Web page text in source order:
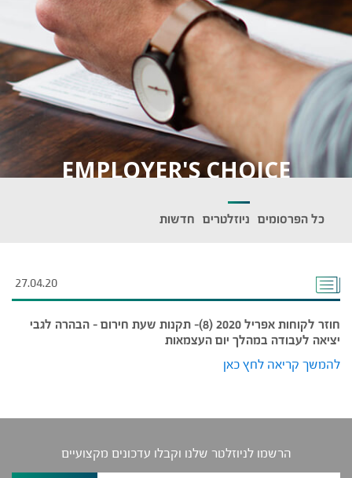
EMPLOYER'S CHOICE
כל הפרסומים ניוזלטרים חדשות
27.04.20
חוזר לקוחות אפריל 2020 (8)- תקנות שעת חירום – הבהרה לגבי
יציאה לעבודה במהלך יום העצמאות
להמשך קריאה לחץ כאן
הרשמו לניוזלטר שלנו וקבלו עדכונים מקצועיים